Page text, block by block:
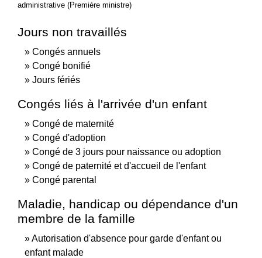
administrative (Première ministre)
Jours non travaillés
Congés annuels
Congé bonifié
Jours fériés
Congés liés à l'arrivée d'un enfant
Congé de maternité
Congé d'adoption
Congé de 3 jours pour naissance ou adoption
Congé de paternité et d'accueil de l'enfant
Congé parental
Maladie, handicap ou dépendance d'un
membre de la famille
Autorisation d'absence pour garde d'enfant ou
enfant malade